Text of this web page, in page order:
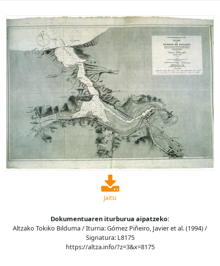
Jaitsi
Dokumentuaren iturburua aipatzeko:
Altzako Tokiko Bilduma / Iturria: Gómez Piñeiro, Javier et al. (1994) /
Signatura: L8175
https://altza.info/?z=3&x=8175